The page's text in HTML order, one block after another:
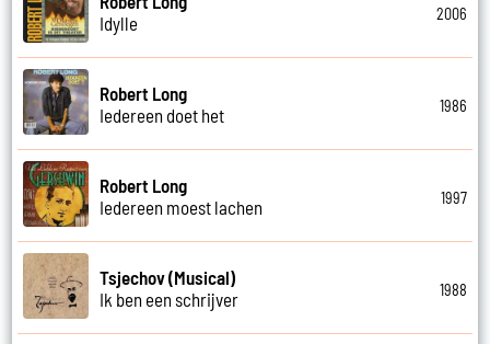
Idylle
2006
Robert Long
Iedereen doet het
1986
Robert Long
Iedereen moest lachen
1997
Tsjechov (Musical)
Ik ben een schrijver
1988